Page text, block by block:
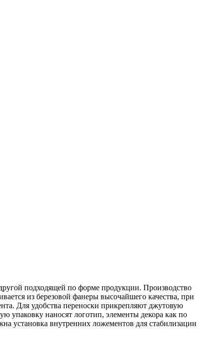
подходящей по форме продукции. Производство
из березовой фанеры высочайшего качества, при
Для удобства переноски прикрепляют джутовую
упаковку наносят логотип, элементы декора как по
установка внутренних ложементов для стабилизации